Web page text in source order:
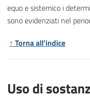
equo e sistemico i
sono evidenziati nel
↑ Torna all'indice
Uso di